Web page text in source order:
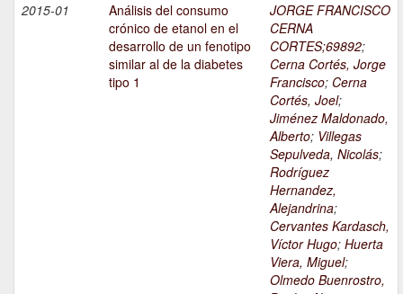
2015-01
Análisis del consumo
crónico de etanol en el
desarrollo de un fenotipo
similar al de la diabetes
tipo 1
JORGE FRANCISCO
CERNA
CORTES;69892;
Cerna Cortés, Jorge
Francisco; Cerna
Cortés, Joel;
Jiménez Maldonado,
Alberto; Villegas
Sepulveda, Nicolás;
Rodríguez
Hernandez,
Alejandrina;
Cervantes Kardasch,
Víctor Hugo; Huerta
Viera, Miguel;
Olmedo Buenrostro,